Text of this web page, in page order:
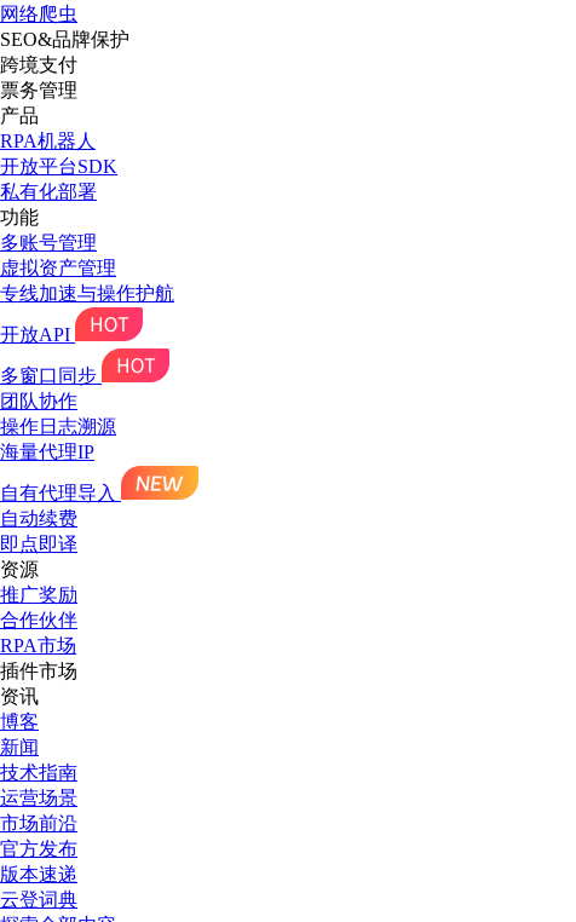
网络爬虫
SEO&品牌保护
跨境支付
票务管理
产品
RPA机器人
开放平台SDK
私有化部署
功能
多账号管理
虚拟资产管理
专线加速与操作护航
开放API
多窗口同步
团队协作
操作日志溯源
海量代理IP
自有代理导入
自动续费
即点即译
资源
推广奖励
合作伙伴
RPA市场
插件市场
资讯
博客
新闻
技术指南
运营场景
市场前沿
官方发布
版本速递
云登词典